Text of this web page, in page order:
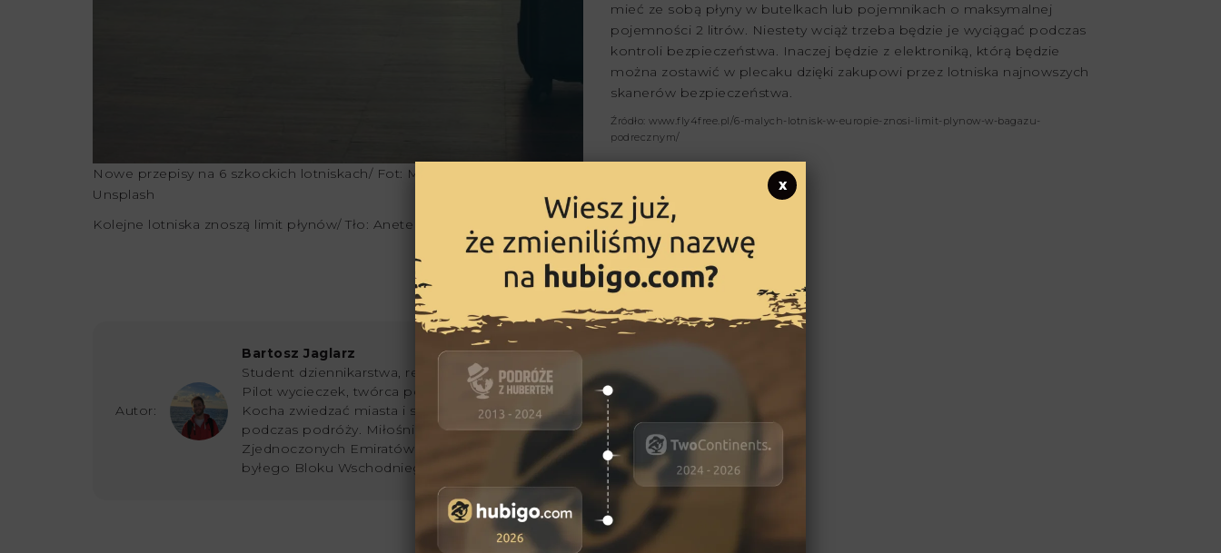
Nowe przepisy na 6 szkockich lotniskach/ Fot: Michał Parzuchowski,
Unsplash
mieć ze sobą płyny w butelkach lub pojemnikach o maksymalnej
pojemności 2 litrów. Niestety wciąż trzeba będzie je wyciągać podczas
kontroli bezpieczeństwa. Inaczej będzie z elektroniką, którą będzie
można zostawić w plecaku dzięki zakupowi przez lotniska najnowszych
skanerów bezpieczeństwa.
Źródło: www.fly4free.pl/6-malych-lotnisk-w-europie-znosi-limit-plynow-w-bagazu-
podrecznym/
Kolejne lotniska znoszą limit płynów/ Tło: Anete Lūsiņa, Unsplash
Autor:
Bartosz Jaglarz
Student dziennikarstwa, reportażysta i podróżnik.
Pilot wycieczek, twórca podcastów i copywritter.
Kocha zwiedzać miasta i szukać historii ludzi
podczas podróży. Miłośnik Wietnamu,
Zjednoczonych Emiratów Arabskich i państw
byłego Bloku Wschodniego.
x